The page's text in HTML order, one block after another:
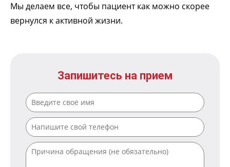
Мы делаем все, чтобы пациент как можно скорее
вернулся к активной жизни.
Запишитесь на прием